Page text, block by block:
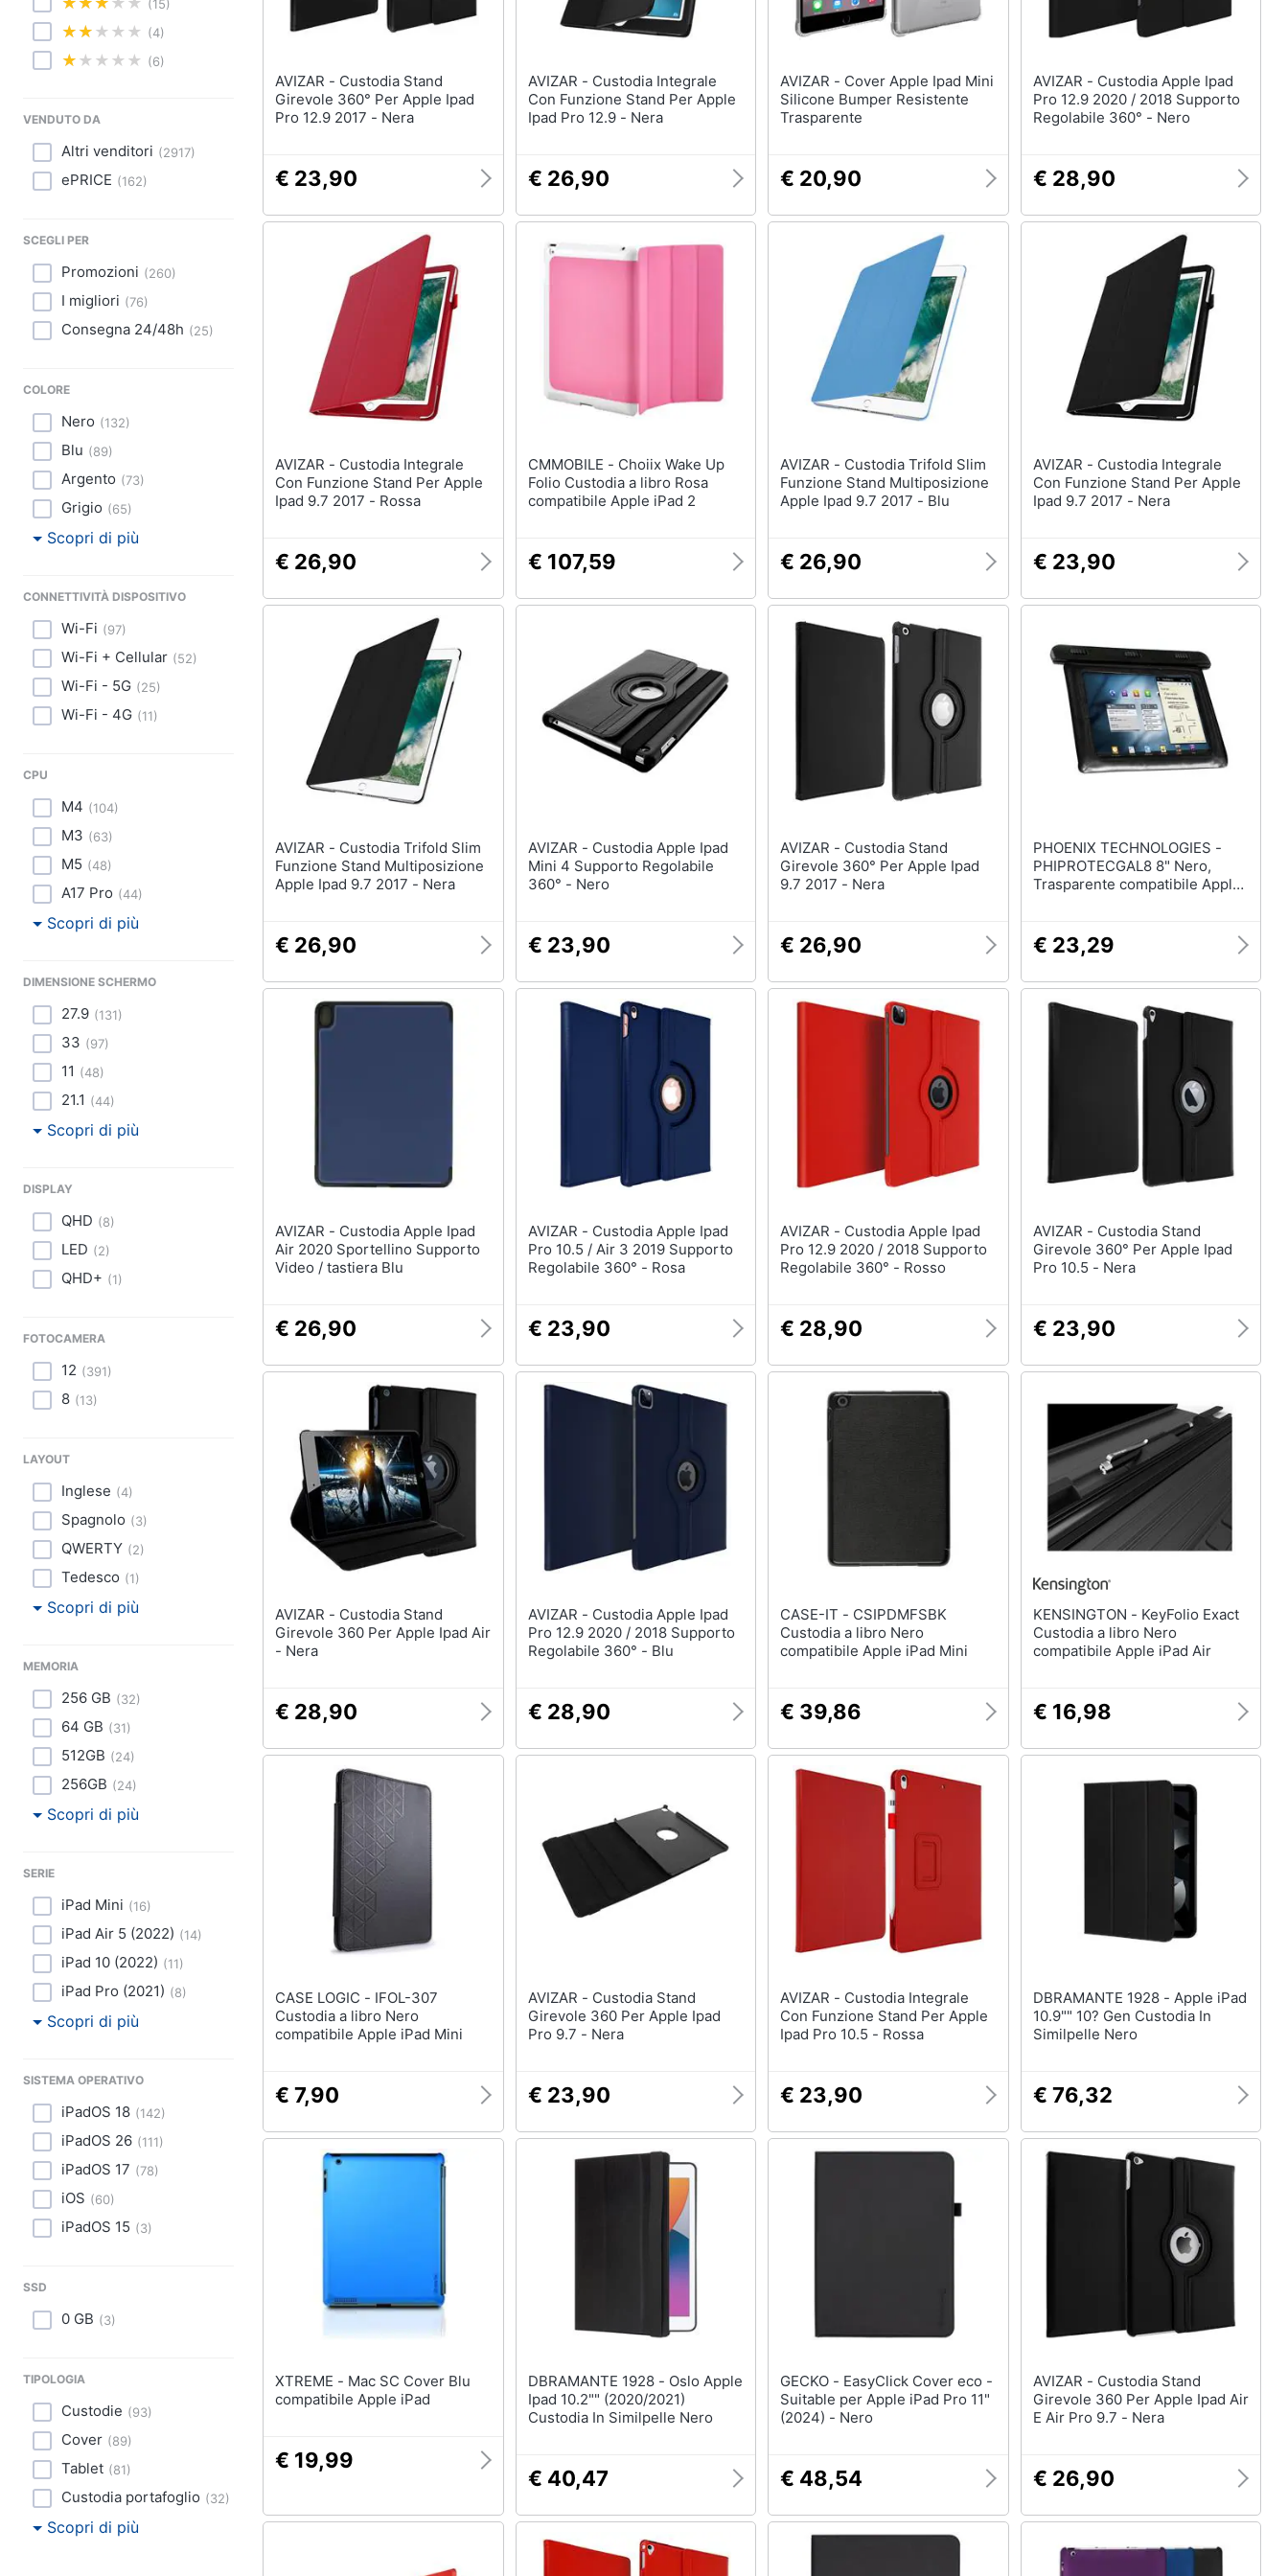
Festività e ricorrenze
(15)
(4)
(6)
VENDUTO DA
Altri venditori (2917)
ePRICE (162)
SCEGLI PER
Promozioni (260)
I migliori (76)
Consegna 24/48h (25)
COLORE
Nero (132)
Blu (89)
Argento (73)
Grigio (65)
Scopri di più
CONNETTIVITÀ DISPOSITIVO
Wi-Fi (97)
Wi-Fi + Cellular (52)
Wi-Fi - 5G (25)
Wi-Fi - 4G (11)
CPU
M4 (104)
M3 (63)
M5 (48)
A17 Pro (44)
Scopri di più
DIMENSIONE SCHERMO
27.9 (131)
33 (97)
11 (48)
21.1 (44)
Scopri di più
DISPLAY
QHD (8)
LED (2)
QHD+ (1)
FOTOCAMERA
12 (391)
8 (13)
LAYOUT
Inglese (4)
Spagnolo (3)
QWERTY (2)
Tedesco (1)
Scopri di più
MEMORIA
256 GB (32)
64 GB (31)
512GB (24)
256GB (24)
Scopri di più
SERIE
iPad Mini (16)
iPad Air 5 (2022) (14)
iPad 10 (2022) (11)
iPad Pro (2021) (8)
Scopri di più
SISTEMA OPERATIVO
iPadOS 18 (142)
iPadOS 26 (111)
iPadOS 17 (78)
iOS (60)
iPadOS 15 (3)
SSD
0 GB (3)
TIPOLOGIA
Custodie (93)
Cover (89)
Tablet (81)
Custodia portafoglio (32)
Scopri di più
AVIZAR - Custodia Stand
Girevole 360° Per Apple Ipad
Pro 12.9 2017 - Nera
€ 23,90
AVIZAR - Custodia Integrale
Con Funzione Stand Per Apple
Ipad Pro 12.9 - Nera
€ 26,90
AVIZAR - Cover Apple Ipad Mini
Silicone Bumper Resistente
Trasparente
€ 20,90
AVIZAR - Custodia Apple Ipad
Pro 12.9 2020 / 2018 Supporto
Regolabile 360° - Nero
€ 28,90
AVIZAR - Custodia Integrale
Con Funzione Stand Per Apple
Ipad 9.7 2017 - Rossa
€ 26,90
CMMOBILE - Choiix Wake Up
Folio Custodia a libro Rosa
compatibile Apple iPad 2
€ 107,59
AVIZAR - Custodia Trifold Slim
Funzione Stand Multiposizione
Apple Ipad 9.7 2017 - Blu
€ 26,90
AVIZAR - Custodia Integrale
Con Funzione Stand Per Apple
Ipad 9.7 2017 - Nera
€ 23,90
AVIZAR - Custodia Trifold Slim
Funzione Stand Multiposizione
Apple Ipad 9.7 2017 - Nera
€ 26,90
AVIZAR - Custodia Apple Ipad
Mini 4 Supporto Regolabile
360° - Nero
€ 23,90
AVIZAR - Custodia Stand
Girevole 360° Per Apple Ipad
9.7 2017 - Nera
€ 26,90
PHOENIX TECHNOLOGIES -
PHIPROTECGAL8 8" Nero,
Trasparente compatibile Apple
€ 23,29
AVIZAR - Custodia Apple Ipad
Air 2020 Sportellino Supporto
Video / tastiera Blu
€ 26,90
AVIZAR - Custodia Apple Ipad
Pro 10.5 / Air 3 2019 Supporto
Regolabile 360° - Rosa
€ 23,90
AVIZAR - Custodia Apple Ipad
Pro 12.9 2020 / 2018 Supporto
Regolabile 360° - Rosso
€ 28,90
AVIZAR - Custodia Stand
Girevole 360° Per Apple Ipad
Pro 10.5 - Nera
€ 23,90
AVIZAR - Custodia Stand
Girevole 360 Per Apple Ipad Air
- Nera
€ 28,90
AVIZAR - Custodia Apple Ipad
Pro 12.9 2020 / 2018 Supporto
Regolabile 360° - Blu
€ 28,90
CASE-IT - CSIPDMFSBK
Custodia a libro Nero
compatibile Apple iPad Mini
€ 39,86
KENSINGTON - KeyFolio Exact
Custodia a libro Nero
compatibile Apple iPad Air
€ 16,98
CASE LOGIC - IFOL-307
Custodia a libro Nero
compatibile Apple iPad Mini
€ 7,90
AVIZAR - Custodia Stand
Girevole 360 Per Apple Ipad
Pro 9.7 - Nera
€ 23,90
AVIZAR - Custodia Integrale
Con Funzione Stand Per Apple
Ipad Pro 10.5 - Rossa
€ 23,90
DBRAMANTE 1928 - Apple iPad
10.9"" 10? Gen Custodia In
Similpelle Nero
€ 76,32
XTREME - Mac SC Cover Blu
compatibile Apple iPad
€ 19,99
DBRAMANTE 1928 - Oslo Apple
Ipad 10.2"" (2020/2021)
Custodia In Similpelle Nero
€ 40,47
GECKO - EasyClick Cover eco -
Suitable per Apple iPad Pro 11"
(2024) - Nero
€ 48,54
AVIZAR - Custodia Stand
Girevole 360 Per Apple Ipad Air
E Air Pro 9.7 - Nera
€ 26,90